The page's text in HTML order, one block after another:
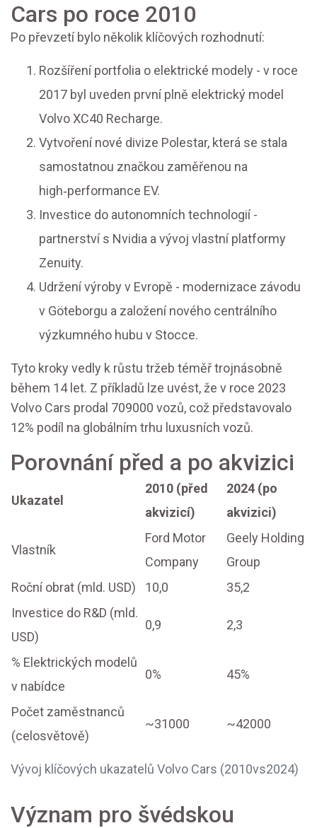
Cars po roce 2010
Po převzetí bylo několik klíčových rozhodnutí:
Rozšíření portfolia o elektrické modely - v roce
2017 byl uveden první plně elektrický model
Volvo XC40 Recharge.
Vytvoření nové divize Polestar, která se stala
samostatnou značkou zaměřenou na
high‑performance EV.
Investice do autonomních technologií -
partnerství s Nvidia a vývoj vlastní platformy
Zenuity.
Udržení výroby v Evropě - modernizace závodu
v Göteborgu a založení nového centrálního
výzkumného hubu v Stocce.
Tyto kroky vedly k růstu tržeb téměř trojnásobně
během 14 let. Z příkladů lze uvést, že v roce 2023
Volvo Cars prodal 709000 vozů, což představovalo
12% podíl na globálním trhu luxusních vozů.
Porovnání před a po akvizici
Vývoj klíčových ukazatelů Volvo Cars (2010vs2024)
Ukazatel
2010 (před
akvizicí)
2024 (po
akvizici)
Vlastník
Ford Motor
Company
Geely Holding
Group
Roční obrat (mld. USD)
10,0
35,2
Investice do R&D (mld.
USD)
0,9 2,3
% Elektrických modelů
v nabídce
0% 45%
Počet zaměstnanců
(celosvětově)
~31000 ~42000
Význam pro švédskou